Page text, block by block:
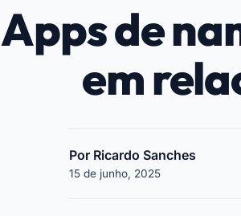
Apps de
em
Por Ricardo Sanches
15 de junho, 2025